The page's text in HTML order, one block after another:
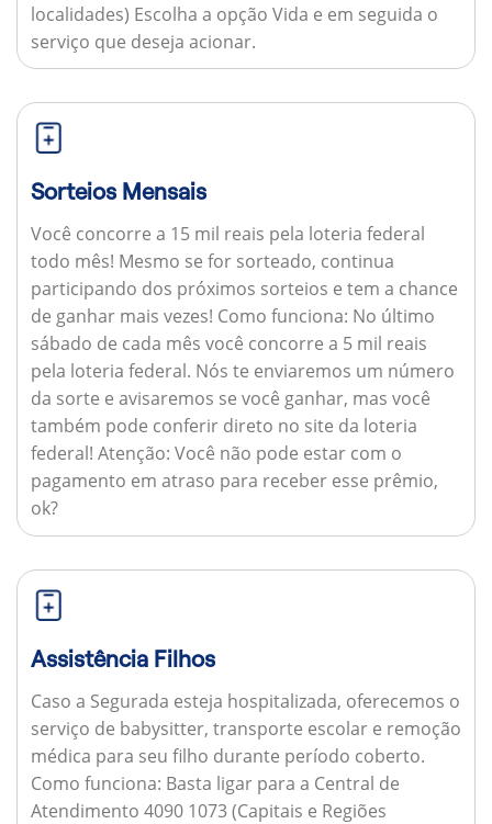
localidades) Escolha a opção Vida e em seguida o
serviço que deseja acionar.
Sorteios Mensais
Você concorre a 15 mil reais pela loteria federal
todo mês! Mesmo se for sorteado, continua
participando dos próximos sorteios e tem a chance
de ganhar mais vezes! Como funciona: No último
sábado de cada mês você concorre a 5 mil reais
pela loteria federal. Nós te enviaremos um número
da sorte e avisaremos se você ganhar, mas você
também pode conferir direto no site da loteria
federal! Atenção: Você não pode estar com o
pagamento em atraso para receber esse prêmio,
ok?
Assistência Filhos
Caso a Segurada esteja hospitalizada, oferecemos o
serviço de babysitter, transporte escolar e remoção
médica para seu filho durante período coberto.
Como funciona: Basta ligar para a Central de
Atendimento 4090 1073 (Capitais e Regiões